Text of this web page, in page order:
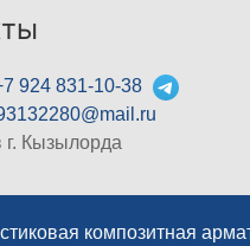
924 831-10-38
г. Кызылорда
композитная